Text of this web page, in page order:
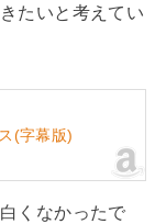
たいと考えてい
(字幕版)
くなかったで